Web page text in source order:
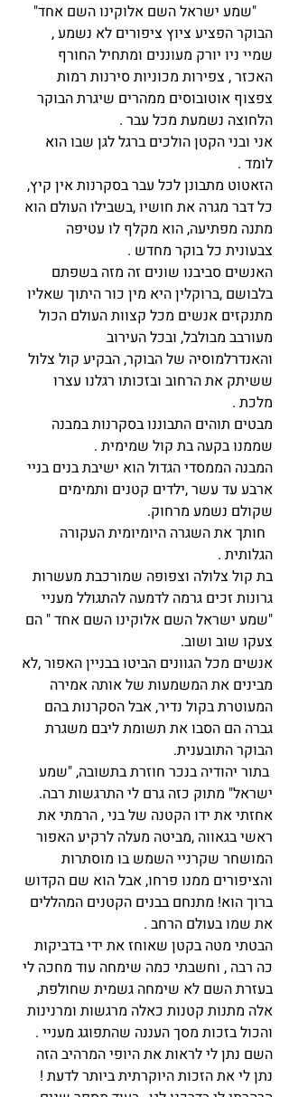
"שמע ישראל השם אלוקינו השם אחד"
הבוקר הפציע ציוץ ציפורים לא נשמע ,
שמיי ניו יורק מעוננים ומתחיל החורף
האכזר , צפירות מכוניות סירנות רמות
צפצוף אוטובוסים ממהרים שיגרת הבוקר
הלחוצה נשמעת מכל עבר .
אני ובני הקטן הולכים ברגל לגן שבו הוא
לומד .
הזאטוט מתבונן לכל עבר בסקרנות אין קיץ,
כל דבר מגרה את חושיו ,בשבילו העולם הוא
מתנה מפתיעה, הוא מקלף לו עטיפה
צבעונית כל בוקר מחדש .
האנשים סביבנו שונים זה מזה בשפתם
בלבושם ,ברוקלין היא מין כור היתוך שאליו
מתנקזים אנשים מכל קצוות העולם הכול
מעורבב מבולבל, ובכל העירוב
והאנדרלמוסיה של הבוקר, הבקיע קול צלול
ששיתק את הרחוב ובזכותו רגלנו עצרו
מלכת .
מבטים תוהים התבוננו בסקרנות במבנה
שממנו בקעה בת קול שמימית .
המבנה הממסדי הגדול הוא ישיבת בנים בניי
ארבע עד עשר ,ילדים קטנים ותמימים
שקולם נשמע מרחוק.
  חותך את השגרה היומיומית העקורה
הגלותית .
בת קול צלולה וצפופה שמורכבת מעשרות
גרונות זכים גרמה לדמעה להתגולל מעניי
"שמע ישראל השם אלוקינו השם אחד " הם
צעקו שוב ושוב.
אנשים מכל הגוונים הביטו בבניין האפור ,לא
מבינים את המשמעות של אותה אמירה
המעוטרת בקול נדיר, אבל הסקרנות בהם
גברה הם הסבו את תשומת ליבם משגרת
הבוקר התובענית.
בתור יהודיה בנכר חוזרת בתשובה, "שמע
ישראל" מתוק כזה גרם לי התרגשות רבה.
אחזתי את ידו הקטנה של בני , הרמתי את
ראשי בגאווה ,מביטה מעלה לרקיע האפור
המושחר שקרניי השמש בו מוסתרות
והציפורים ממנו פרחו, אבל הוא שם הקדוש
ברוך הוא! מתנחם בבנים הקטנים המהללים
את שמו בעולם הרחב .
הבטתי מטה בקטן שאוחז את ידי בדביקות
כה רבה , וחשבתי כמה שימחה עוד מחכה לי
בעזרת השם לא שימחה גשמית שחולפת,
אלה מתנות קטנות כאלה מרגשות ומרנינות
והכול בזכות מסך העננה שהתפוגג מעניי .
השם נתן לי לראות את היופי המרהיב הזה
נתן לי את הזכות היוקרתית ביותר לדעת !